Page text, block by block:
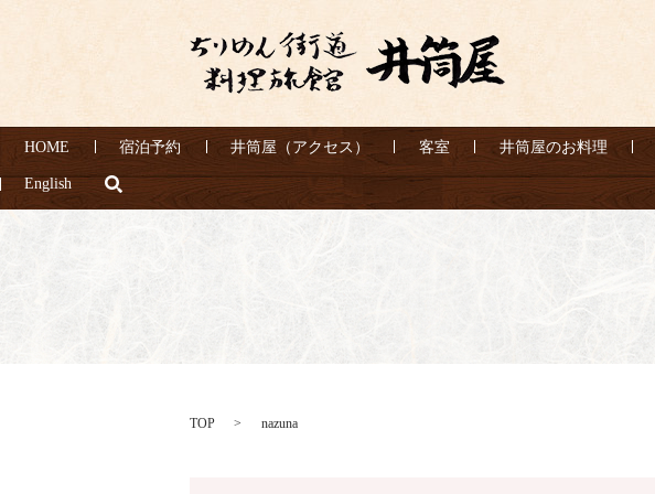
HOME 宿泊予約 井筒屋（アクセス） 客室 井筒屋のお料理
English
TOP nazuna